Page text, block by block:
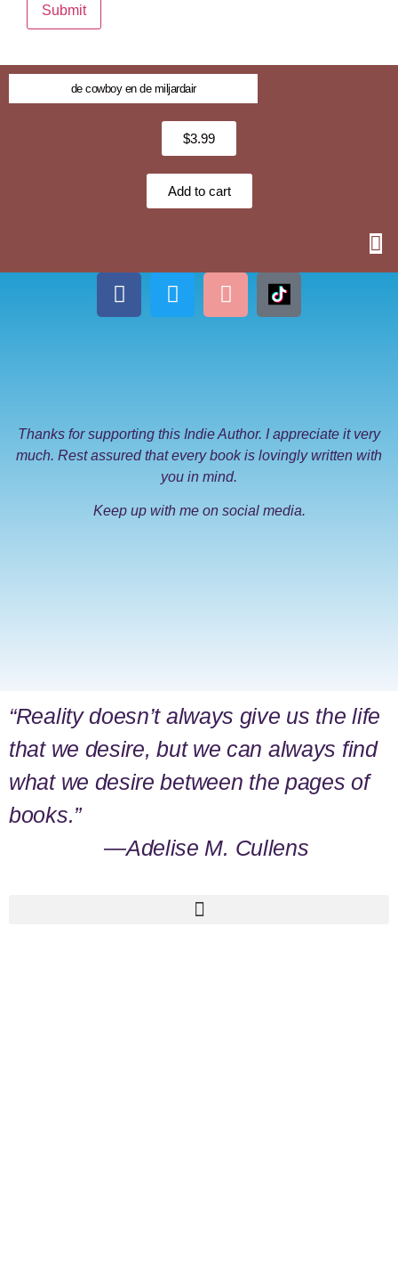
de cowboy en de miljardair
$3.99
Add to cart
Thanks for supporting this Indie Author. I appreciate it very
much. Rest assured that every book is lovingly written with
you in mind.
Keep up with me on social media.
“Reality doesn’t always give us the life
that we desire, but we can always find
what we desire between the pages of
books.”
―Adelise M. Cullens